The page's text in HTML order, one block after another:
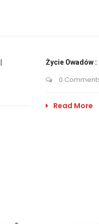
Życie Owadów :
0
Read More